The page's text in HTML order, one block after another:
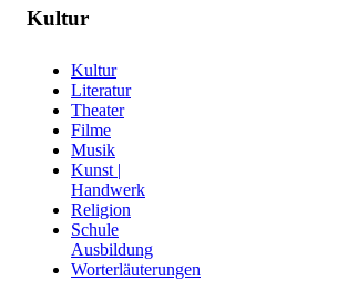
Kultur
Kultur
Literatur
Theater
Filme
Musik
Kunst |
Handwerk
Religion
Schule
Ausbildung
Worterläuterungen